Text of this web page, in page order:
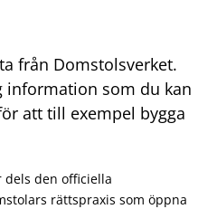
från Domstolsverket.
information som du kan
att till exempel bygga
dels den officiella
rättspraxis som öppna